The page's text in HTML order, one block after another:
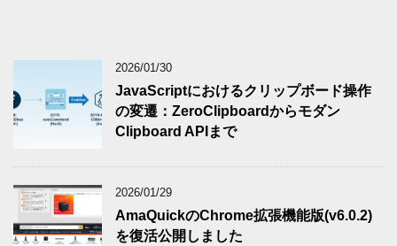
2026/01/30
JavaScriptにおけるクリップボード操作
の変遷：ZeroClipboardからモダン
Clipboard APIまで
2026/01/29
AmaQuickのChrome拡張機能版(v6.0.2)
を復活公開しました